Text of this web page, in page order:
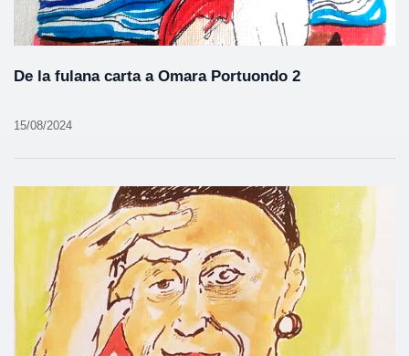
De la fulana carta a Omara Portuondo 2
15/08/2024